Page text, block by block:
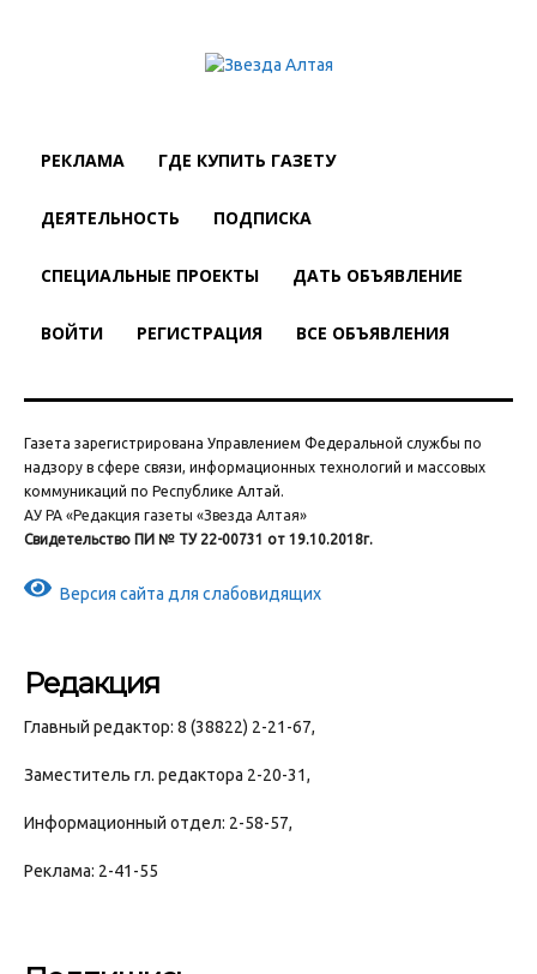
РЕКЛАМА ГДЕ КУПИТЬ ГАЗЕТУ
ДЕЯТЕЛЬНОСТЬ ПОДПИСКА
СПЕЦИАЛЬНЫЕ ПРОЕКТЫ ДАТЬ ОБЪЯВЛЕНИЕ
ВОЙТИ РЕГИСТРАЦИЯ ВСЕ ОБЪЯВЛЕНИЯ
Газета зарегистрирована Управлением Федеральной службы по
надзору в сфере связи, информационных технологий и массовых
коммуникаций по Республике Алтай.
АУ РА «Редакция газеты «Звезда Алтая»
Свидетельство ПИ № ТУ 22-00731 от 19.10.2018г.
Версия сайта для слабовидящих
Редакция
Главный редактор: 8 (38822) 2-21-67,
Заместитель гл. редактора 2-20-31,
Информационный отдел: 2-58-57,
Реклама: 2-41-55